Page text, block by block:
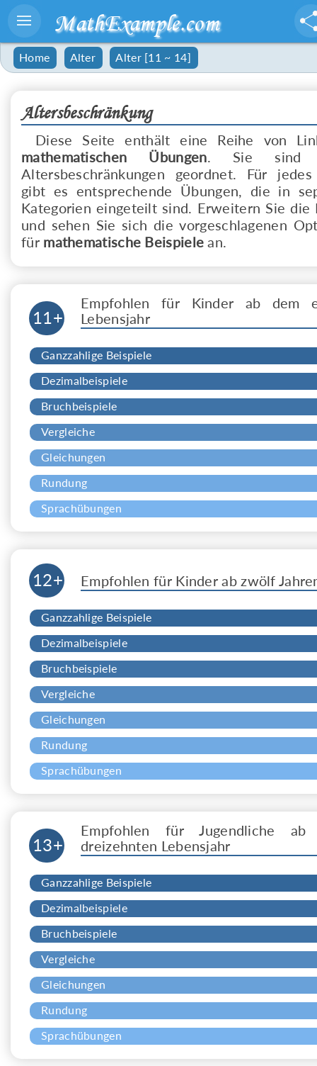
MathExample.com
Home Alter Alter [11 ~ 14]
Altersbeschränkung
Diese Seite enthält eine Reihe von
mathematischen Übungen. Sie sind
Altersbeschränkungen geordnet. Für
gibt es entsprechende Übungen, die in
Kategorien eingeteilt sind. Erweitern Sie die
und sehen Sie sich die vorgeschlagenen
für mathematische Beispiele an.
11+
Empfohlen für Kinder ab dem
Lebensjahr
Ganzzahlige Beispiele
Dezimalbeispiele
Bruchbeispiele
Vergleiche
Gleichungen
Rundung
Sprachübungen
12+ Empfohlen für Kinder ab zwölf
Ganzzahlige Beispiele
Dezimalbeispiele
Bruchbeispiele
Vergleiche
Gleichungen
Rundung
Sprachübungen
13+
Empfohlen für Jugendliche ab
dreizehnten Lebensjahr
Ganzzahlige Beispiele
Dezimalbeispiele
Bruchbeispiele
Vergleiche
Gleichungen
Rundung
Sprachübungen